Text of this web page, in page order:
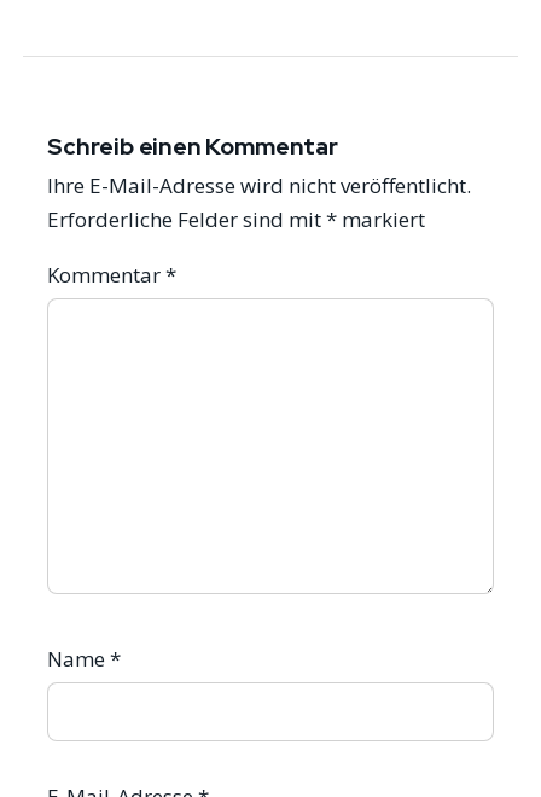
Schreib einen Kommentar
Ihre E-Mail-Adresse wird nicht veröffentlicht.
Erforderliche Felder sind mit* markiert
Kommentar*
Name*